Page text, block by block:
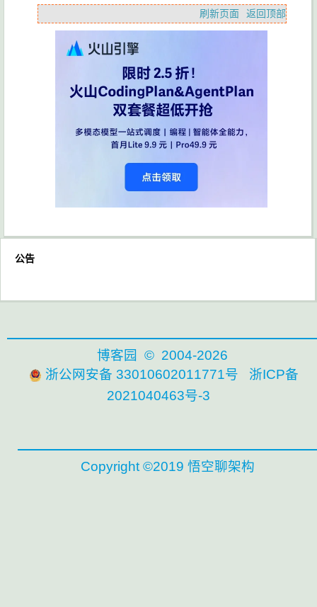
刷新页面 返回顶部
公告
博客园
© 2004-2026
浙公网安备 33010602011771号
浙ICP备
2021040463号-3
Copyright ©2019 悟空聊架构